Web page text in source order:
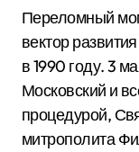
Переломный
вектор
в 1990 году. 3
Московский и
процедурой,
митрополита